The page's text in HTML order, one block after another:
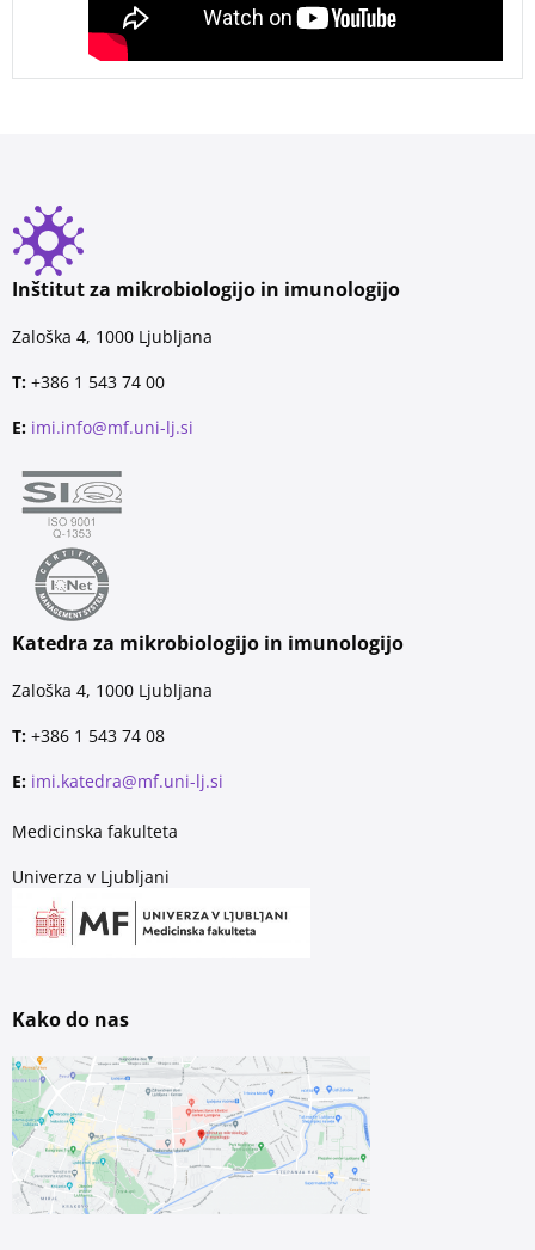
Inštitut za mikrobiologijo in imunologijo
Zaloška 4, 1000 Ljubljana
T: +386 1 543 74 00
E: imi.info@mf.uni-lj.si
Katedra za mikrobiologijo in imunologijo
Zaloška 4, 1000 Ljubljana
T: +386 1 543 74 08
E: imi.katedra@mf.uni-lj.si
Medicinska fakulteta
Univerza v Ljubljani
Kako do nas